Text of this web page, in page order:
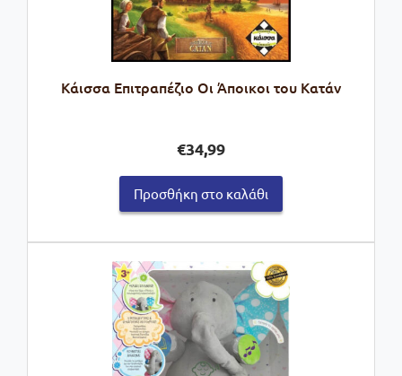
Kάισσα Επιτραπέζιο Οι Άποικοι του Κατάν
€34,99
Προσθήκη στο καλάθι